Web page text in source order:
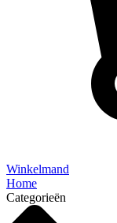
Winkelmand
Home
Categorieën